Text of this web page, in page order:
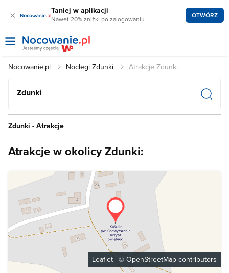
× Taniej w aplikacji
Nawet 20% zniżki po zalogowaniu OTWÓRZ
Nocowanie.pl Noclegi Zdunki Atrakcje Zdunki
Zdunki
Zdunki - Atrakcje
Atrakcje w okolicy Zdunki:
Leaflet| © OpenStreetMap contributors